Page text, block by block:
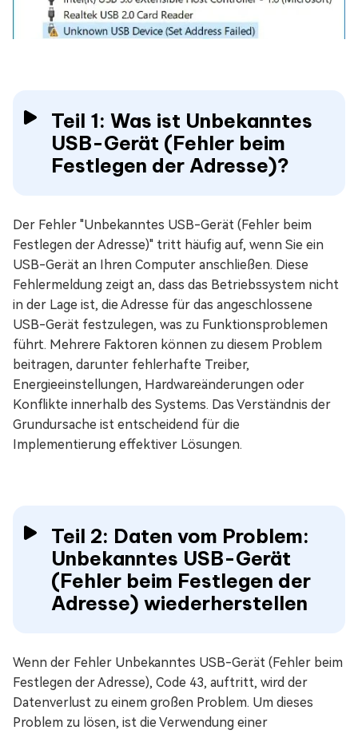
Teil 1: Was ist Unbekanntes
USB-Gerät (Fehler beim
Festlegen der Adresse)?
Der Fehler "Unbekanntes USB-Gerät (Fehler beim
Festlegen der Adresse)" tritt häufig auf, wenn Sie ein
USB-Gerät an Ihren Computer anschließen. Diese
Fehlermeldung zeigt an, dass das Betriebssystem nicht
in der Lage ist, die Adresse für das angeschlossene
USB-Gerät festzulegen, was zu Funktionsproblemen
führt. Mehrere Faktoren können zu diesem Problem
beitragen, darunter fehlerhafte Treiber,
Energieeinstellungen, Hardwareänderungen oder
Konflikte innerhalb des Systems. Das Verständnis der
Grundursache ist entscheidend für die
Implementierung effektiver Lösungen.
Teil 2: Daten vom Problem:
Unbekanntes USB-Gerät
(Fehler beim Festlegen der
Adresse) wiederherstellen
Wenn der Fehler Unbekanntes USB-Gerät (Fehler beim
Festlegen der Adresse), Code 43, auftritt, wird der
Datenverlust zu einem großen Problem. Um dieses
Problem zu lösen, ist die Verwendung einer